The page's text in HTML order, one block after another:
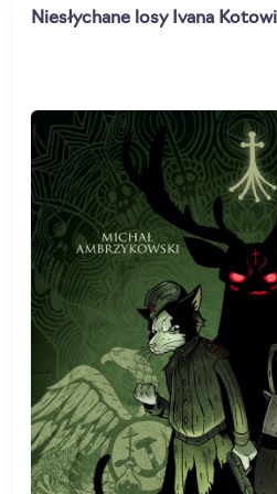
Niesłychane losy Ivana